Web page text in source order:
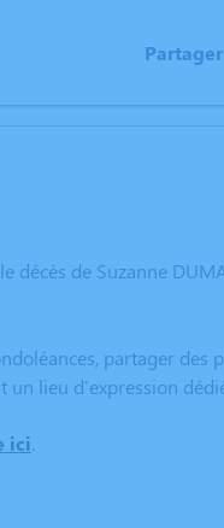
Partager
décès de Suzanne
partager
lieu d'expression
ici.